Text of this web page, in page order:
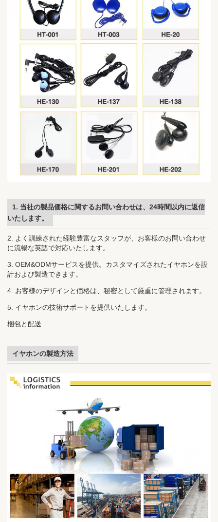
1. 当社の製品価格に関するお問い合わせは、24時間以内に返信
いたします。
2. よく訓練された経験豊富なスタッフが、お客様のお問い合わせ
に流暢な英語で対応いたします。
3. OEM&ODMサービスを提供。カスタマイズされたイヤホンを設
計および製造できます。
4. お客様のデザインと価格は、秘密として厳重に管理されます。
5. イヤホンの技術サポートを提供いたします。
梱包と配送
イヤホンの製造方法